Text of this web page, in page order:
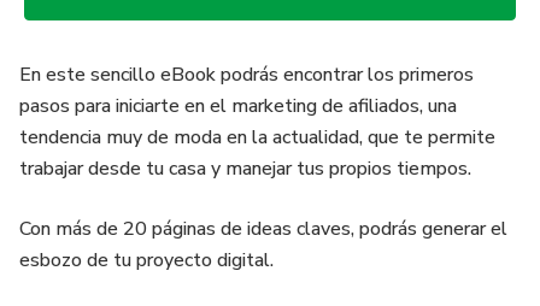
En este sencillo eBook podrás encontrar los primeros
pasos para iniciarte en el marketing de afiliados, una
tendencia muy de moda en la actualidad, que te permite
trabajar desde tu casa y manejar tus propios tiempos.
Con más de 20 páginas de ideas claves, podrás generar el
esbozo de tu proyecto digital.